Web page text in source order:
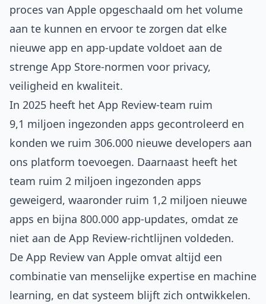
proces van Apple opgeschaald om het volume
aan te kunnen en ervoor te zorgen dat elke
nieuwe app en app-update voldoet aan de
strenge App Store-normen voor privacy,
veiligheid en kwaliteit.
In 2025 heeft het App Review-team ruim
9,1 miljoen ingezonden apps gecontroleerd en
konden we ruim 306.000 nieuwe developers aan
ons platform toevoegen. Daarnaast heeft het
team ruim 2 miljoen ingezonden apps
geweigerd, waaronder ruim 1,2 miljoen nieuwe
apps en bijna 800.000 app-updates, omdat ze
niet aan de App Review-richtlijnen voldeden.
De App Review van Apple omvat altijd een
combinatie van menselijke expertise en machine
learning, en dat systeem blijft zich ontwikkelen.